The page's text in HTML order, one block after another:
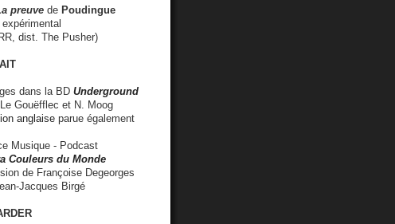
preuve de Poudingue
dist. The Pusher)
dans la BD Underground
Gouëfflec et N. Moog
anglaise parue également
Musique - Podcast
Couleurs du Monde
de Françoise Degeorges
Jacques Birgé